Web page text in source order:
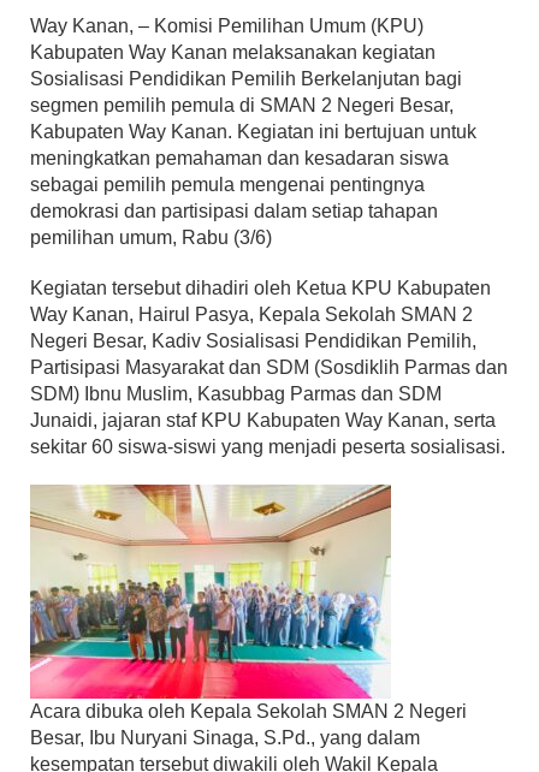
Way Kanan, – Komisi Pemilihan Umum (KPU)
Kabupaten Way Kanan melaksanakan kegiatan
Sosialisasi Pendidikan Pemilih Berkelanjutan bagi
segmen pemilih pemula di SMAN 2 Negeri Besar,
Kabupaten Way Kanan. Kegiatan ini bertujuan untuk
meningkatkan pemahaman dan kesadaran siswa
sebagai pemilih pemula mengenai pentingnya
demokrasi dan partisipasi dalam setiap tahapan
pemilihan umum, Rabu (3/6)
Kegiatan tersebut dihadiri oleh Ketua KPU Kabupaten
Way Kanan, Hairul Pasya, Kepala Sekolah SMAN 2
Negeri Besar, Kadiv Sosialisasi Pendidikan Pemilih,
Partisipasi Masyarakat dan SDM (Sosdiklih Parmas dan
SDM) Ibnu Muslim, Kasubbag Parmas dan SDM
Junaidi, jajaran staf KPU Kabupaten Way Kanan, serta
sekitar 60 siswa-siswi yang menjadi peserta sosialisasi.
Acara dibuka oleh Kepala Sekolah SMAN 2 Negeri
Besar, Ibu Nuryani Sinaga, S.Pd., yang dalam
kesempatan tersebut diwakili oleh Wakil Kepala